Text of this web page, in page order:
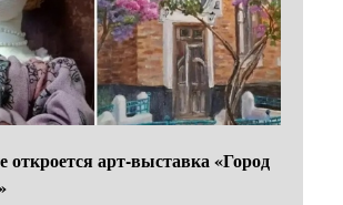
откроется арт-выставка «Город